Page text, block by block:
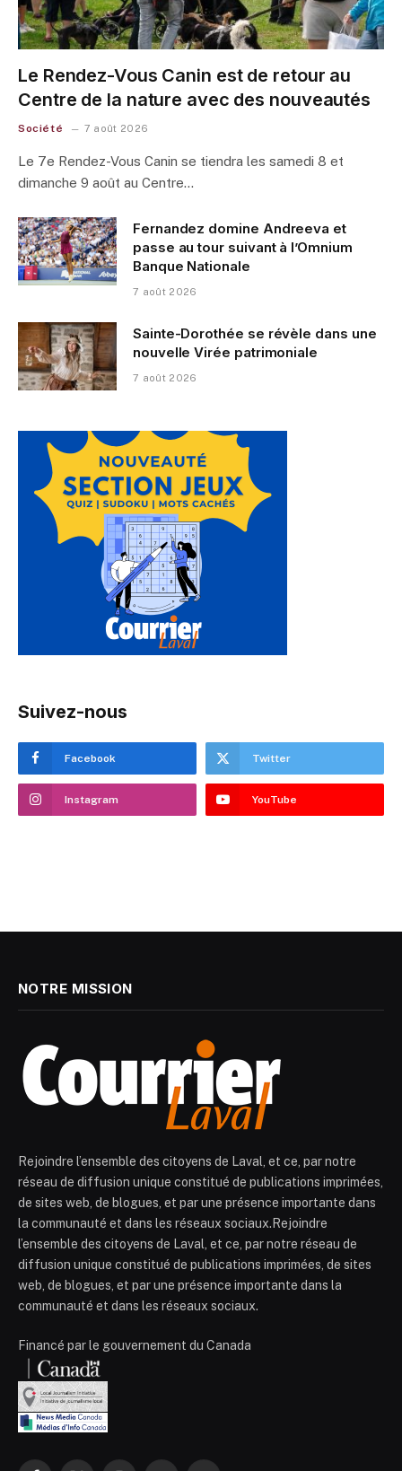
Le Rendez-Vous Canin est de retour au
Centre de la nature avec des nouveautés
Société 7 août 2026
Le 7e Rendez-Vous Canin se tiendra les samedi 8 et
dimanche 9 août au Centre…
Fernandez domine Andreeva et
passe au tour suivant à l’Omnium
Banque Nationale
7 août 2026
Sainte-Dorothée se révèle dans une
nouvelle Virée patrimoniale
7 août 2026
Suivez-nous
Facebook Twitter
Instagram YouTube
NOTRE MISSION
Rejoindre l’ensemble des citoyens de Laval, et ce, par notre
réseau de diffusion unique constitué de publications imprimées,
de sites web, de blogues, et par une présence importante dans
la communauté et dans les réseaux sociaux.Rejoindre
l’ensemble des citoyens de Laval, et ce, par notre réseau de
diffusion unique constitué de publications imprimées, de sites
web, de blogues, et par une présence importante dans la
communauté et dans les réseaux sociaux.
Financé par le gouvernement du Canada